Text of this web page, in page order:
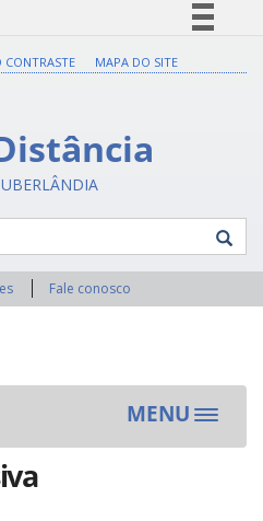
Acesso à informação
Legislação
Canais
CONTRASTE MAPA DO SITE
Fale conosco
MENU
Toggle